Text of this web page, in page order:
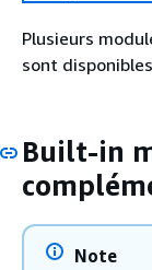
Plusieurs
sont
Built-in
Note